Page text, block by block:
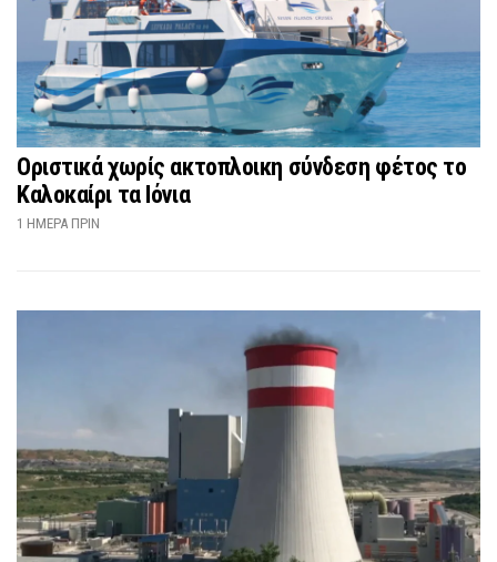
Οριστικά χωρίς ακτοπλοικη σύνδεση φέτος το
Καλοκαίρι τα Ιόνια
1 ΗΜΈΡΑ ΠΡΙΝ